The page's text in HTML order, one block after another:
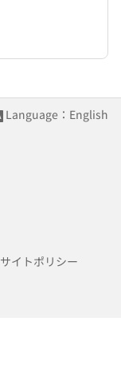
Language：English
サイトポリシー